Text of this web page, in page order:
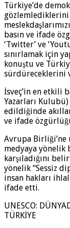
Türkiye’de
basın ve ifade
‘Twitter’ ve
sınırlamak için
konuştu ve
sürdüreceklerini
İsveç’in en etkili
Yazarları
edildiğinde
ve ifade
Avrupa Birliği’ne
medyaya yönelik
karşıladığını
yönelik “Sessiz
insan hakları
ifade etti.
UNESCO:
TÜRKİYE